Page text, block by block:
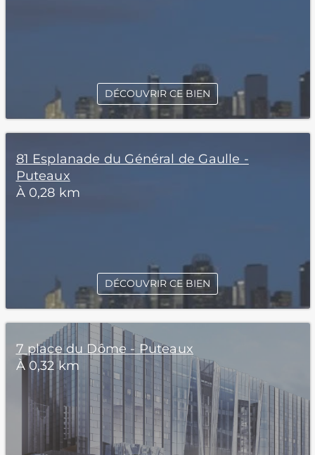
DÉCOUVRIR CE BIEN
81 Esplanade du Général de Gaulle -
Puteaux
À 0,28 km
DÉCOUVRIR CE BIEN
7 place du Dôme - Puteaux
À 0,32 km